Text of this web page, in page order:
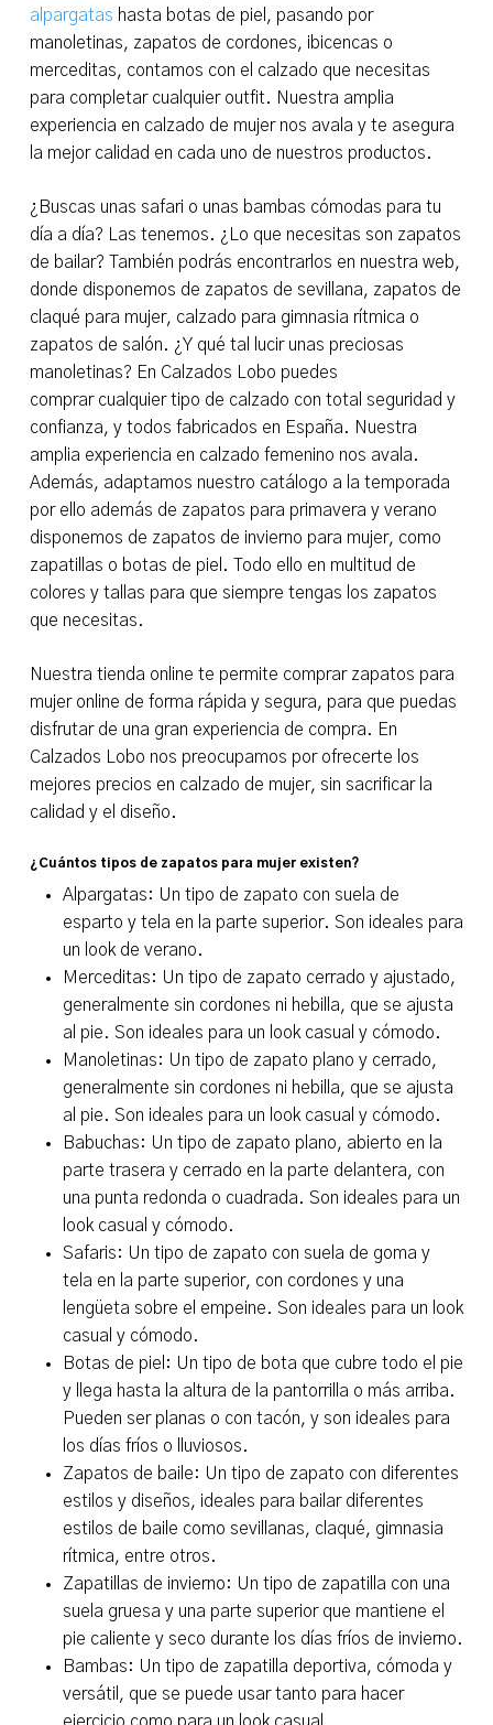
No hay productos en el carrito.
Ir A La Tienda
alpargatas hasta botas de piel, pasando por
manoletinas, zapatos de cordones, ibicencas o
merceditas, contamos con el calzado que necesitas
para completar cualquier outfit. Nuestra amplia
experiencia en calzado de mujer nos avala y te asegura
la mejor calidad en cada uno de nuestros productos.
¿Buscas unas safari o unas bambas cómodas para tu
día a día? Las tenemos. ¿Lo que necesitas son zapatos
de bailar? También podrás encontrarlos en nuestra web,
donde disponemos de zapatos de sevillana, zapatos de
claqué para mujer, calzado para gimnasia rítmica o
zapatos de salón. ¿Y qué tal lucir unas preciosas
manoletinas? En Calzados Lobo puedes
comprar cualquier tipo de calzado con total seguridad y
confianza, y todos fabricados en España. Nuestra
amplia experiencia en calzado femenino nos avala.
Además, adaptamos nuestro catálogo a la temporada
por ello además de zapatos para primavera y verano
disponemos de zapatos de invierno para mujer, como
zapatillas o botas de piel. Todo ello en multitud de
colores y tallas para que siempre tengas los zapatos
que necesitas.
Nuestra tienda online te permite comprar zapatos para
mujer online de forma rápida y segura, para que puedas
disfrutar de una gran experiencia de compra. En
Calzados Lobo nos preocupamos por ofrecerte los
mejores precios en calzado de mujer, sin sacrificar la
calidad y el diseño.
¿Cuántos tipos de zapatos para mujer existen?
Alpargatas: Un tipo de zapato con suela de
esparto y tela en la parte superior. Son ideales para
un look de verano.
Merceditas: Un tipo de zapato cerrado y ajustado,
generalmente sin cordones ni hebilla, que se ajusta
al pie. Son ideales para un look casual y cómodo.
Manoletinas: Un tipo de zapato plano y cerrado,
generalmente sin cordones ni hebilla, que se ajusta
al pie. Son ideales para un look casual y cómodo.
Babuchas: Un tipo de zapato plano, abierto en la
parte trasera y cerrado en la parte delantera, con
una punta redonda o cuadrada. Son ideales para un
look casual y cómodo.
Safaris: Un tipo de zapato con suela de goma y
tela en la parte superior, con cordones y una
lengüeta sobre el empeine. Son ideales para un look
casual y cómodo.
Botas de piel: Un tipo de bota que cubre todo el pie
y llega hasta la altura de la pantorrilla o más arriba.
Pueden ser planas o con tacón, y son ideales para
los días fríos o lluviosos.
Zapatos de baile: Un tipo de zapato con diferentes
estilos y diseños, ideales para bailar diferentes
estilos de baile como sevillanas, claqué, gimnasia
rítmica, entre otros.
Zapatillas de invierno: Un tipo de zapatilla con una
suela gruesa y una parte superior que mantiene el
pie caliente y seco durante los días fríos de invierno.
Bambas: Un tipo de zapatilla deportiva, cómoda y
versátil, que se puede usar tanto para hacer